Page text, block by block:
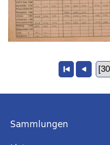
Sammlungen